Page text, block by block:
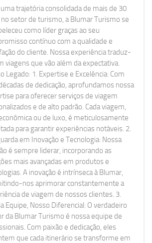
trajetória consolidada de mais de 30
setor de turismo, a Blumar Turismo se
como líder graças ao seu
contínuo com a qualidade e
do cliente. Nossa experiência traduz-
viagens que vão além da expectativa.
Legado: 1. Expertise e Excelência: Com
de dedicação, aprofundamos nossa
para oferecer serviços de viagem
e de alto padrão. Cada viagem,
ou de luxo, é meticulosamente
para garantir experiências notáveis. 2.
em Inovação e Tecnologia: Nossa
é sempre liderar, incorporando as
mais avançadas em produtos e
A inovação é intrínseca à Blumar,
nos aprimorar constantemente a
de viagem de nossos clientes. 3.
Equipe, Nosso Diferencial: O verdadeiro
da Blumar Turismo é nossa equipe de
Com paixão e dedicação, eles
que cada itinerário se transforme em